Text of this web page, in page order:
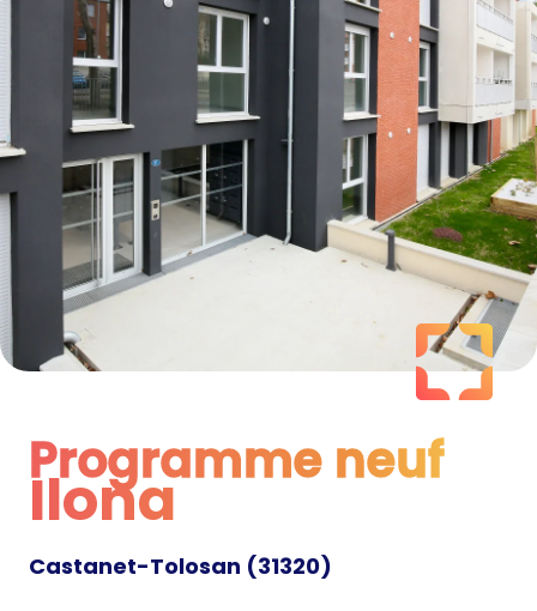
Programme neuf
Programme neuf
Ilona
Castanet-Tolosan (31320)